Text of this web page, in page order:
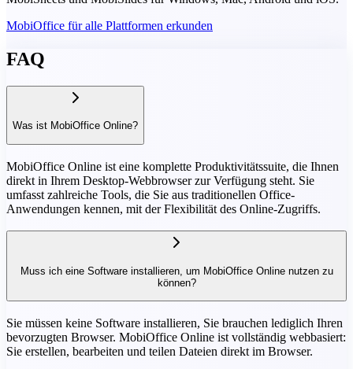
MobiOffice für alle Plattformen erkunden
FAQ
Was ist MobiOffice Online?
MobiOffice Online ist eine komplette Produktivitätssuite, die Ihnen
direkt in Ihrem Desktop-Webbrowser zur Verfügung steht. Sie
umfasst zahlreiche Tools, die Sie aus traditionellen Office-
Anwendungen kennen, mit der Flexibilität des Online-Zugriffs.
Muss ich eine Software installieren, um MobiOffice Online nutzen zu
können?
Sie müssen keine Software installieren, Sie brauchen lediglich Ihren
bevorzugten Browser. MobiOffice Online ist vollständig webbasiert:
Sie erstellen, bearbeiten und teilen Dateien direkt im Browser.